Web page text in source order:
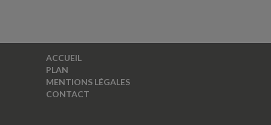
ACCUEIL
PLAN
MENTIONS LÉGALES
CONTACT